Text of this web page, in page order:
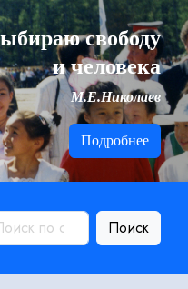
свободу
и человека
М.Е.Николаев
Подробнее
Поиск